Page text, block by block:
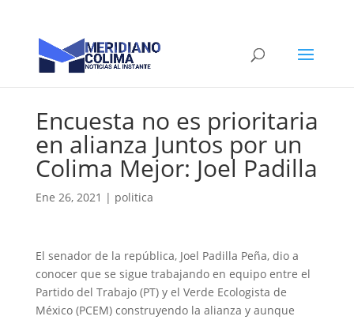
Encuesta no es prioritaria
en alianza Juntos por un
Colima Mejor: Joel Padilla
Ene 26, 2021 | politica
El senador de la república, Joel Padilla Peña, dio a
conocer que se sigue trabajando en equipo entre el
Partido del Trabajo (PT) y el Verde Ecologista de
México (PCEM) construyendo la alianza y aunque